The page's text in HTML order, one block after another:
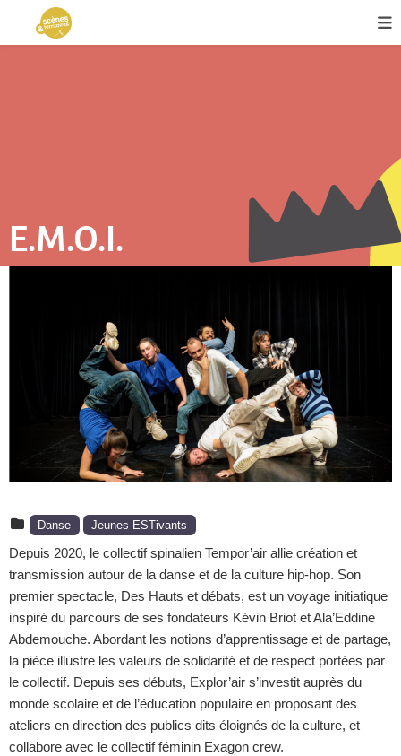
E.M.O.I.
Danse Jeunes ESTivants
Depuis 2020, le collectif spinalien Tempor’air allie création et
transmission autour de la danse et de la culture hip-hop. Son
premier spectacle, Des Hauts et débats, est un voyage initiatique
inspiré du parcours de ses fondateurs Kévin Briot et Ala’Eddine
Abdemouche. Abordant les notions d’apprentissage et de partage,
la pièce illustre les valeurs de solidarité et de respect portées par
le collectif. Depuis ses débuts, Explor’air s’investit auprès du
monde scolaire et de l’éducation populaire en proposant des
ateliers en direction des publics dits éloignés de la culture, et
collabore avec le collectif féminin Exagon crew.